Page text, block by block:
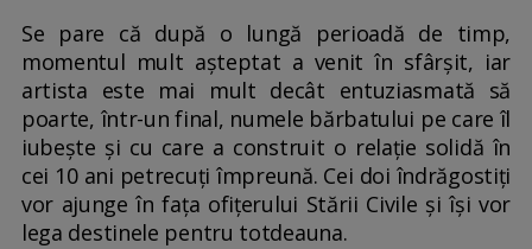
Se pare că după o lungă perioadă de timp,
momentul mult așteptat a venit în sfârșit, iar
artista este mai mult decât entuziasmată să
poarte, într-un final, numele bărbatului pe care îl
iubește și cu care a construit o relație solidă în
cei 10 ani petrecuți împreună. Cei doi îndrăgostiți
vor ajunge în fața ofițerului Stării Civile și își vor
lega destinele pentru totdeauna.